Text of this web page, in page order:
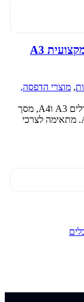
מדפסת הזרקת דיו אלחוטית רב-תכליתית מקצועית A3
, מוצרי הדפסה,
מדפסת רב-תכליתית מהירה להדפסה דו-צדדית בגדלים A3 וA4, מסך
מגע צבעוני 6.8 ס"מ, יכולות צילום, סריקה ופקס A3. מתאימה לצרכי